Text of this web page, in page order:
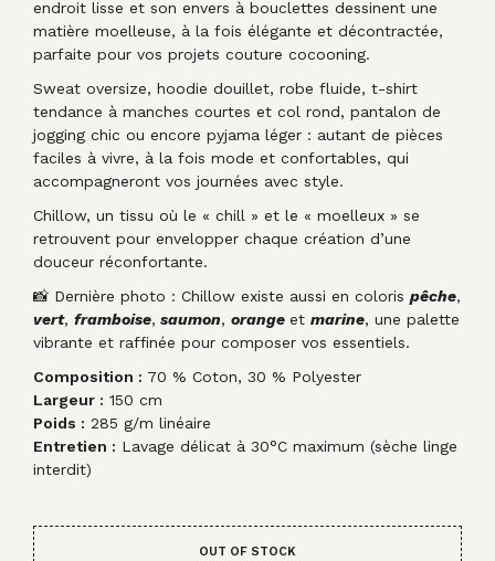
endroit lisse et son envers à bouclettes dessinent une
matière moelleuse, à la fois élégante et décontractée,
parfaite pour vos projets couture cocooning.
Sweat oversize, hoodie douillet, robe fluide, t-shirt
tendance à manches courtes et col rond, pantalon de
jogging chic ou encore pyjama léger : autant de pièces
faciles à vivre, à la fois mode et confortables, qui
accompagneront vos journées avec style.
Chillow, un tissu où le « chill » et le « moelleux » se
retrouvent pour envelopper chaque création d’une
douceur réconfortante.
📸 Dernière photo : Chillow existe aussi en coloris pêche,
vert, framboise, saumon, orange et marine, une palette
vibrante et raffinée pour composer vos essentiels.
Composition : 70 % Coton, 30 % Polyester
Largeur : 150 cm
Poids : 285 g/m linéaire
Entretien : Lavage délicat à 30°C maximum (sèche linge
interdit)
OUT OF STOCK